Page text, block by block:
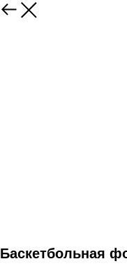
Баскетбольная